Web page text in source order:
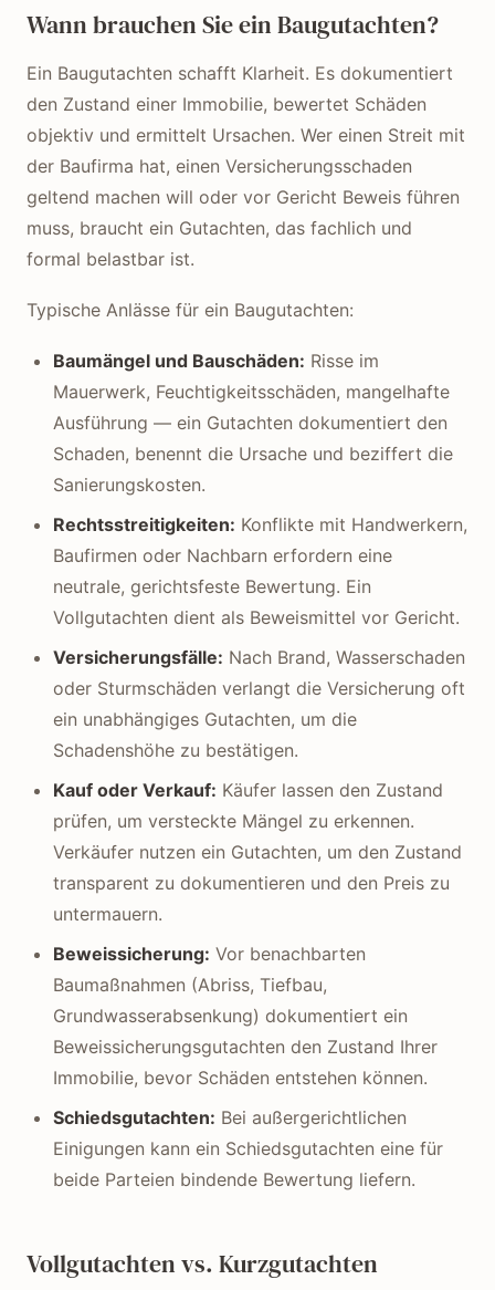
Wann brauchen Sie ein Baugutachten?
Ein Baugutachten schafft Klarheit. Es dokumentiert
den Zustand einer Immobilie, bewertet Schäden
objektiv und ermittelt Ursachen. Wer einen Streit mit
der Baufirma hat, einen Versicherungsschaden
geltend machen will oder vor Gericht Beweis führen
muss, braucht ein Gutachten, das fachlich und
formal belastbar ist.
Typische Anlässe für ein Baugutachten:
Baumängel und Bauschäden: Risse im
Mauerwerk, Feuchtigkeitsschäden, mangelhafte
Ausführung — ein Gutachten dokumentiert den
Schaden, benennt die Ursache und beziffert die
Sanierungskosten.
Rechtsstreitigkeiten: Konflikte mit Handwerkern,
Baufirmen oder Nachbarn erfordern eine
neutrale, gerichtsfeste Bewertung. Ein
Vollgutachten dient als Beweismittel vor Gericht.
Versicherungsfälle: Nach Brand, Wasserschaden
oder Sturmschäden verlangt die Versicherung oft
ein unabhängiges Gutachten, um die
Schadenshöhe zu bestätigen.
Kauf oder Verkauf: Käufer lassen den Zustand
prüfen, um versteckte Mängel zu erkennen.
Verkäufer nutzen ein Gutachten, um den Zustand
transparent zu dokumentieren und den Preis zu
untermauern.
Beweissicherung: Vor benachbarten
Baumaßnahmen (Abriss, Tiefbau,
Grundwasserabsenkung) dokumentiert ein
Beweissicherungsgutachten den Zustand Ihrer
Immobilie, bevor Schäden entstehen können.
Schiedsgutachten: Bei außergerichtlichen
Einigungen kann ein Schiedsgutachten eine für
beide Parteien bindende Bewertung liefern.
Vollgutachten vs. Kurzgutachten